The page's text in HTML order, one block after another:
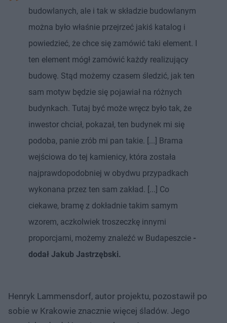
budowlanych, ale i tak w składzie budowlanym
można było właśnie przejrzeć jakiś katalog i
powiedzieć, że chce się zamówić taki element. I
ten element mógł zamówić każdy realizujący
budowę. Stąd możemy czasem śledzić, jak ten
sam motyw będzie się pojawiał na różnych
budynkach. Tutaj być może wręcz było tak, że
inwestor chciał, pokazał, ten budynek mi się
podoba, panie zrób mi pan takie. [...] Brama
wejściowa do tej kamienicy, która została
najprawdopodobniej w obydwu przypadkach
wykonana przez ten sam zakład. [...] Co
ciekawe, bramę z dokładnie takim samym
wzorem, aczkolwiek troszeczkę innymi
proporcjami, możemy znaleźć w Budapeszcie -
dodał Jakub Jastrzębski.
Henryk Lammensdorf, autor projektu, pozostawił po
sobie w Krakowie znacznie więcej śladów. Jego